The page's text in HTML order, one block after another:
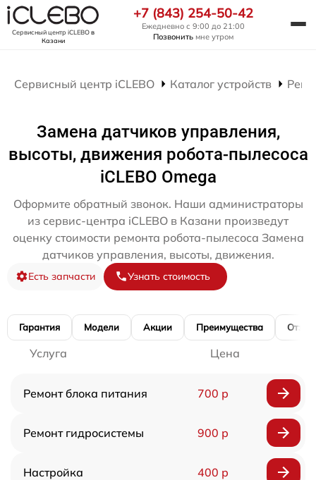
Сервисный центр iCLEBOв
Казани
+7 (843) 254-50-42
Ежедневно с 9:00 до 21:00
Позвонить мне утром
Сервисный центр iCLEBO Каталог устройств
Замена датчиков управления,
высоты, движения робота-пылесоса
iCLEBO Omega
Оформите обратный звонок. Наши администраторы
из сервис-центра iCLEBO в Казани произведут
оценку стоимости ремонта робота-пылесоса Замена
датчиков управления, высоты, движения.
Есть запчасти Узнать стоимость
Гарантия Модели Акции Преимущества
Услуга Цена
Ремонт блока питания 700 р
Ремонт гидросистемы 900 р
Настройка 400 р